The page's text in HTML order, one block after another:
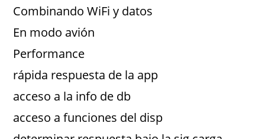
Combinando WiFi y datos
En modo avión
Performance
rápida respuesta de la app
acceso a la info de db
acceso a funciones del disp